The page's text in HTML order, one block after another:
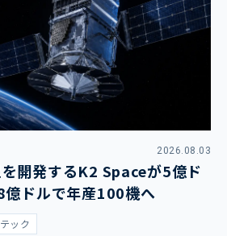
2026.08.03
開発するK2 Spaceが5億ド
ドルで年産100機へ
ック